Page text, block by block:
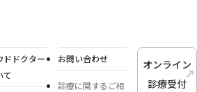
ドドクター
て
お問い合わせ
診療に関するご相
オンライン
診療受付